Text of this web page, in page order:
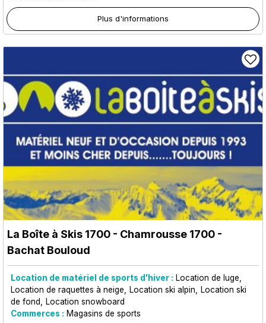
Plus d'informations
La Boîte à Skis 1700 - Chamrousse 1700 -
Bachat Bouloud
Location de matériel de sports d'hiver : Location de luge
Location de raquettes à neige
Location ski alpin
Location ski
de fond
Location snowboard
Commerces : Magasins de sports